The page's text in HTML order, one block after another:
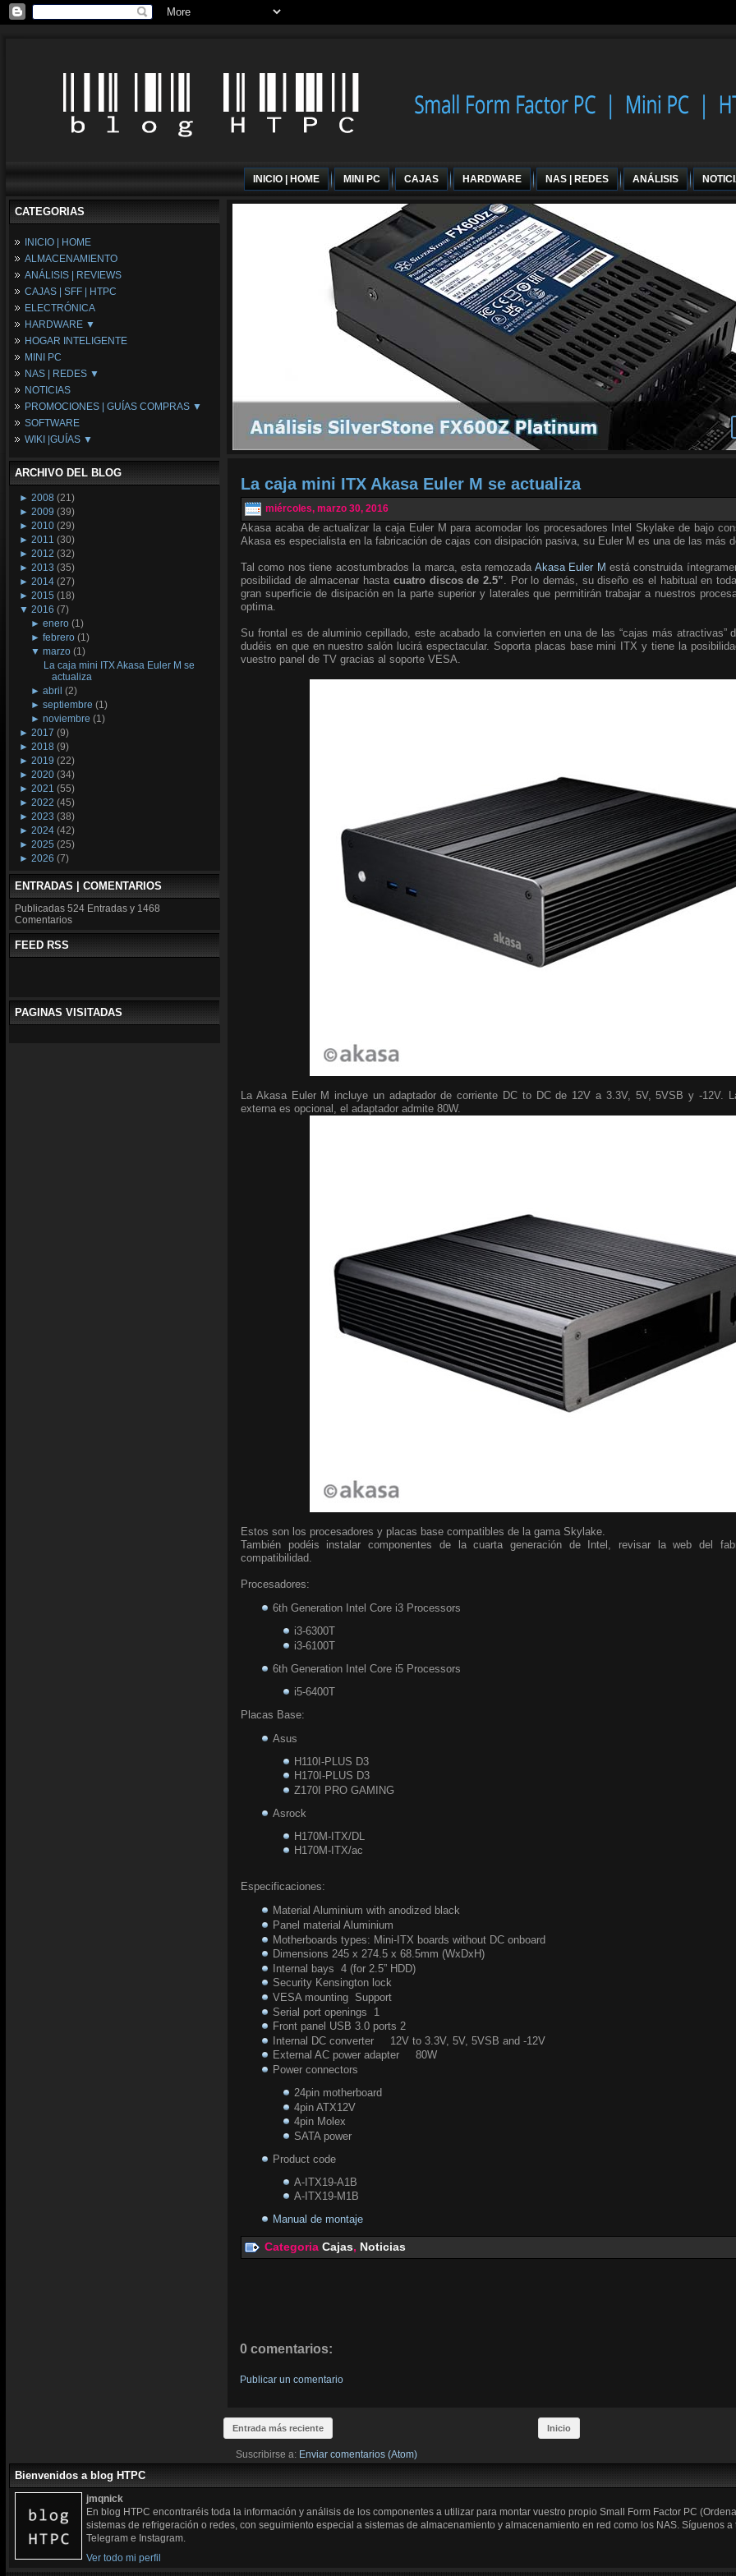
INICIO | HOME MINI PC CAJAS HARDWARE NAS | REDES ANÁLISIS
CATEGORIAS
INICIO | HOME
ALMACENAMIENTO
ANÁLISIS | REVIEWS
CAJAS | SFF | HTPC
ELECTRÓNICA
HARDWARE ▼
Fuentes de Alimentación
Memória RAM
Placas Base
Procesadores
Periféricos
Refrigeración
Tarjetas Gráficas
HOGAR INTELIGENTE
MINI PC
NAS | REDES ▼
NAS
Espacio Synology
Redes
NOTICIAS
PROMOCIONES | GUÍAS COMPRAS ▼
Configuraciones Ordenadores
Guías de Compras
SOFTWARE
WIKI |GUÍAS ▼
Wikipedia
ARCHIVO DEL BLOG
► 2008 (21)
► 2009 (39)
► 2010 (29)
► 2011 (30)
► 2012 (32)
► 2013 (35)
► 2014 (27)
► 2015 (18)
▼ 2016 (7)
►enero (1)
►febrero (1)
▼marzo (1)
La caja mini ITX Akasa Euler M se
actualiza
►abril (2)
►septiembre (1)
►noviembre (1)
► 2017 (9)
► 2018 (9)
► 2019 (22)
► 2020 (34)
► 2021 (55)
► 2022 (45)
► 2023 (38)
► 2024 (42)
► 2025 (25)
► 2026 (7)
ENTRADAS | COMENTARIOS
Publicadas 524 Entradas y 1468
Comentarios
FEED RSS
PAGINAS VISITADAS
La caja mini ITX Akasa Euler M se actualiza
miércoles, marzo 30, 2016
Akasa acaba de actualizar la caja Euler M para acomodar los procesadores Intel Skylake de bajo
Akasa es especialista en la fabricación de cajas con disipación pasiva, su Euler M es una de las más
Tal como nos tiene acostumbrados la marca, esta remozada Akasa Euler M está construida
posibilidad de almacenar hasta cuatro discos de 2.5”. Por lo demás, su diseño es el habitual en
gran superficie de disipación en la parte superior y laterales que permitirán trabajar a nuestros
optima.
Su frontal es de aluminio cepillado, este acabado la convierten en una de las “cajas más atractivas”
dudéis en que en nuestro salón lucirá espectacular. Soporta placas base mini ITX y tiene la
vuestro panel de TV gracias al soporte VESA.
La Akasa Euler M incluye un adaptador de corriente DC to DC de 12V a 3.3V, 5V, 5VSB y -12V.
externa es opcional, el adaptador admite 80W.
Estos son los procesadores y placas base compatibles de la gama Skylake.
También podéis instalar componentes de la cuarta generación de Intel, revisar la web del
compatibilidad.
Procesadores:
6th Generation Intel Core i3 Processors
i3-6300T
i3-6100T
6th Generation Intel Core i5 Processors
i5-6400T
Placas Base:
Asus
H110I-PLUS D3
H170I-PLUS D3
Z170I PRO GAMING
Asrock
H170M-ITX/DL
H170M-ITX/ac
Especificaciones:
Material Aluminium with anodized black
Panel material Aluminium
Motherboards types: Mini-ITX boards without DC onboard
Dimensions 245 x 274.5 x 68.5mm (WxDxH)
Internal bays 4 (for 2.5” HDD)
Security Kensington lock
VESA mounting Support
Serial port openings 1
Front panel USB 3.0 ports 2
Internal DC converter 12V to 3.3V, 5V, 5VSB and -12V
External AC power adapter 80W
Power connectors
24pin motherboard
4pin ATX12V
4pin Molex
SATA power
Product code
A-ITX19-A1B
A-ITX19-M1B
Manual de montaje
Categoria Cajas, Noticias
0 comentarios:
Publicar un comentario
Entrada más reciente Inicio
Suscribirse a: Enviar comentarios (Atom)
Bienvenidos a blog HTPC
jmqnick
En blog HTPC encontraréis toda la información y análisis de los componentes a utilizar para montar vuestro propio Small Form Factor PC
sistemas de refrigeración o redes, con seguimiento especial a sistemas de almacenamiento y almacenamiento en red como los NAS. Síguenos
Telegram e Instagram.
Ver todo mi perfil